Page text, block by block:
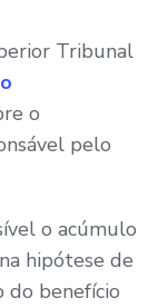
Tribunal
o
pelo
o acúmulo
hipótese de
do benefício